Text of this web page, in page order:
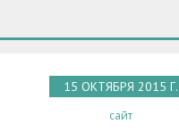
15 ОКТЯБРЯ 2015 Г.
сайт